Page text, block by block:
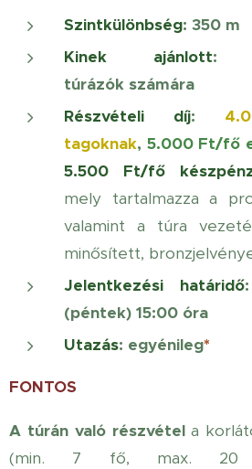
Szintkülönbség: 350 m
Kinek ajánlott:
túrázók számára
Részvételi díj:
tagoknak, 5.000 Ft/fő
5.500 Ft/fő
mely tartalmazza a
valamint a túra
minősített,
Jelentkezési határidő
(péntek) 15:00 óra
Utazás: egyénileg*
FONTOS
A túrán való részvétela
(min. 7 fő, max.